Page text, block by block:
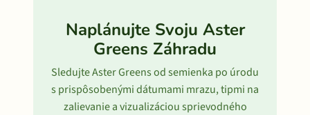
Naplánujte Svoju Aster
Greens Záhradu
Sledujte Aster Greens od semienka po úrodu
s prispôsobenými dátumami mrazu, tipmi na
zalievanie a vizualizáciou sprievodného